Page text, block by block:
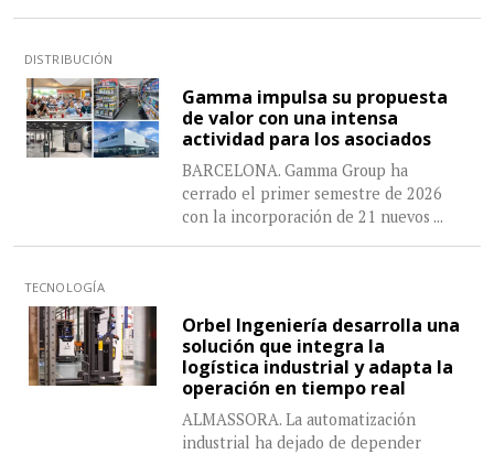
DISTRIBUCIÓN
Gamma impulsa su propuesta
de valor con una intensa
actividad para los asociados
BARCELONA. Gamma Group ha
cerrado el primer semestre de 2026
con la incorporación de 21 nuevos ...
TECNOLOGÍA
Orbel Ingeniería desarrolla una
solución que integra la
logística industrial y adapta la
operación en tiempo real
ALMASSORA. La automatización
industrial ha dejado de depender